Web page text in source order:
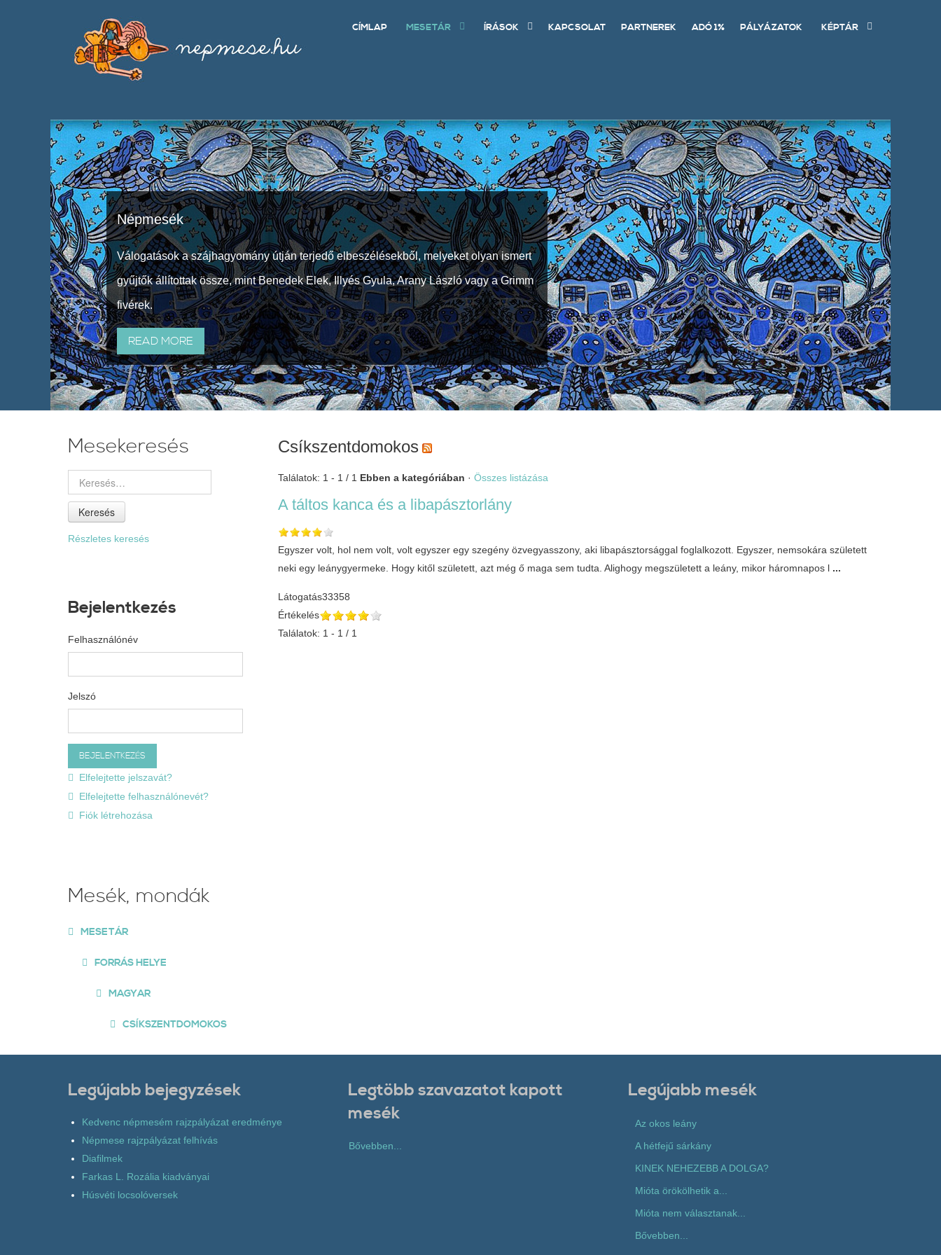
CÍMLAP MESETÁR ÍRÁSOK KAPCSOLAT PARTNEREK ADÓ 1% PÁLYÁZATOK KÉPTÁR
Népmesék
Válogatások a szájhagyomány útján terjedő elbeszélésekből, melyeket olyan ismert
gyűjtők állítottak össze, mint Benedek Elek, Illyés Gyula, Arany László vagy a Grimm
fivérek.
READ MORE
Csíkszentdomokos
Találatok: 1 - 1 / 1 Ebben a kategóriában · Összes listázása
A táltos kanca és a libapásztorlány
Egyszer volt, hol nem volt, volt egyszer egy szegény özvegyasszony, aki libapásztorsággal foglalkozott. Egyszer, nemsokára született
neki egy leánygyermeke. Hogy kitől született, azt még ő maga sem tudta. Alighogy megszületett a leány, mikor háromnapos l ...
Látogatás33358
Értékelés
Találatok: 1 - 1 / 1
Mesekeresés
Keresés
Részletes keresés
Bejelentkezés
Felhasználónév
Jelszó
Elfelejtette jelszavát?
Elfelejtette felhasználónevét?
Fiók létrehozása
Mesék, mondák
MESETÁR
FORRÁS HELYE
MAGYAR
CSÍKSZENTDOMOKOS
Legújabb bejegyzések
Kedvenc népmesém rajzpályázat eredménye
Népmese rajzpályázat felhívás
Diafilmek
Farkas L. Rozália kiadványai
Húsvéti locsolóversek
Legtöbb szavazatot kapott
mesék
Bővebben...
Legújabb mesék
Az okos leány
A hétfejű sárkány
KINEK NEHEZEBB A DOLGA?
Mióta örökölhetik a...
Mióta nem választanak...
Bővebben...